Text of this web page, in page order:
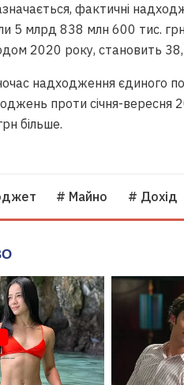
фактичні
5 млрд 838 млн 600 тис.
2020 року, становить
надходження єдиного
проти січня-вересня
більше.
# Майно # Дохід